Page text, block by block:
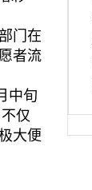
门在
者流
中旬
仅
大便